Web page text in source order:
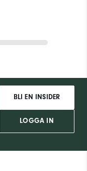
BLI EN INSIDER
LOGGA IN